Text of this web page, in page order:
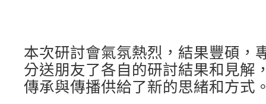
本次研討會氣氛熱烈，結果豐碩，
分送朋友了各自的研討結果和見解
傳承與傳播供給了新的思緒和方式